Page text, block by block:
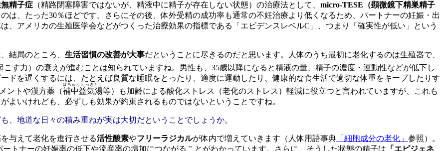
精子症 （精路閉塞障害ではないが、精液中に精子が存在しない状態）の治療法として、 micro-TESE（顕微鏡下精巣精子
は、たった30％ほどです。さらにその後、体外受精の成功率も通常の不妊治療より低くなるため、パートナーの妊娠・出
、アメリカの生殖医学会などがつくった治療効果の指標である「エビデンスレベルC」、つまり「確実性が低い」という
結局のところ、 生活習慣の改善が大事だということに尽きるのだと思います。人体のうち最初に老化するのは生殖器で、
こす力）の衰えが進むことは知られていますね。男性も、35歳以降になると精液の量、精子の濃度・運動性などが低下し
ドを遅くするには、たとえば良質な睡眠をとったり、適度に運動したり、健康的な食生活で適切な体重をキープしたりす
ントや漢方薬（補中益気湯
ほちゅうえっきとう
等）も加齢による酸化ストレス（老化のストレス）軽減に役立つと言われていますが、これも
よいけれども、必ずしも効果が約束されるものではないということですね。
地道な日々の積み重ねが実は大切だということでしょうか。
与えて老化を進行させる活性酸素やフリーラジカルが体内で増えていきます（人体用語事典 「細胞成分の老化」 参照）。
トナーの妊娠率の低下や流産率の増加につながることがわかっています。さらに、そうした状態の精子は 「エピジェネ